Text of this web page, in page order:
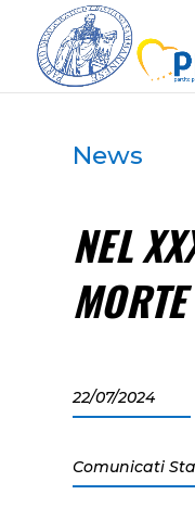
News
NEL
22/07/2024
Comunicati